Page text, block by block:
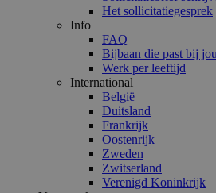
Het sollicitatiegesprek
Info
FAQ
Bijbaan die past bij
Werk per leeftijd
International
België
Duitsland
Frankrijk
Oostenrijk
Zweden
Zwitserland
Verenigd Koninkrijk